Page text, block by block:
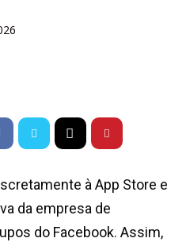
à App Store e
da empresa de
do Facebook. Assim,